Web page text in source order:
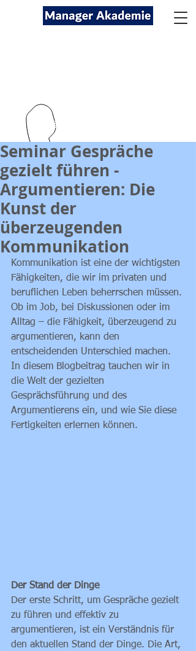
kontakt@managerakademie.com
Seminar Gespräche
gezielt führen -
Argumentieren: Die
Kunst der
überzeugenden
Kommunikation
Kommunikation ist eine der wichtigsten
Fähigkeiten, die wir im privaten und
beruflichen Leben beherrschen müssen.
Ob im Job, bei Diskussionen oder im
Alltag – die Fähigkeit, überzeugend zu
argumentieren, kann den
entscheidenden Unterschied machen.
In diesem Blogbeitrag tauchen wir in
die Welt der gezielten
Gesprächsführung und des
Argumentierens ein, und wie Sie diese
Fertigkeiten erlernen können.
Der Stand der Dinge
Der erste Schritt, um Gespräche gezielt
zu führen und effektiv zu
argumentieren, ist ein Verständnis für
den aktuellen Stand der Dinge. Die Art,